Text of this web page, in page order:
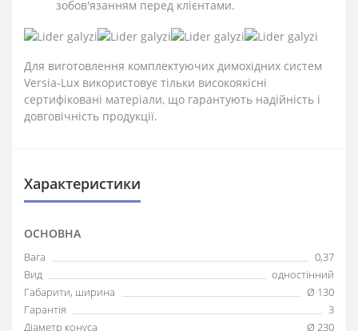
зобов'язанням перед клієнтами.
Для виготовлення комплектуючих димохідних систем
Versia-Lux використовує тільки високоякісні
сертифіковані матеріали, що гарантують надійність і
довговічність продукції.
Характеристики
ОСНОВНА
Вага
0,37
Вид
одностінний
Габарити, ширина
Ø 130
Гарантія
3
Діаметр конуса
Ø 230